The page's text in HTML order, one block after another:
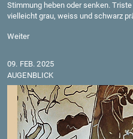
Stim­mung heben oder sen­ken.
viel­leicht grau, weiss und schwarz
Wei­ter
09. FEB. 2025
AU­GEN­BLICK